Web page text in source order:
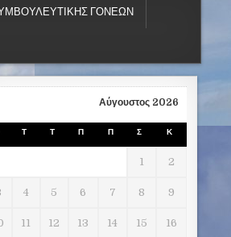
ΓΟΝΕΩΝ
Αύγουστος 2026
Τ Τ Π Π Σ Κ
1 2
4 5 6 7 8 9
11 12 13 14 15 16